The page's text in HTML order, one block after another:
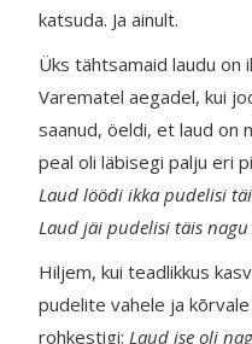
katsuda. Ja ainult.
Üks tähtsamaid laudu on
Varematel aegadel, kui
saanud, öeldi, et laud on
peal oli läbisegi palju eri
Laud löödi ikka pudelisi
Laud jäi pudelisi täis
Hiljem, kui teadlikkus
pudelite vahele ja
rohkestigi:Laud ise oli